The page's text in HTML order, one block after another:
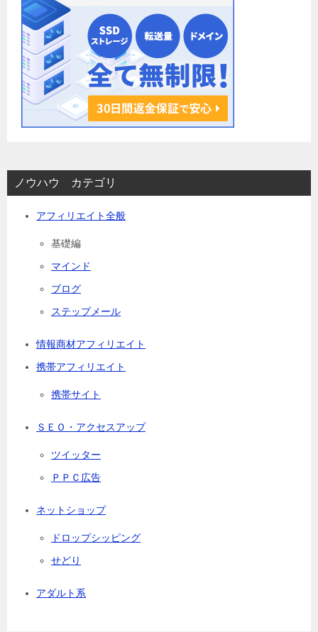
ノウハウ カテゴリ
アフィリエイト全般
基礎編
マインド
ブログ
ステップメール
情報商材アフィリエイト
携帯アフィリエイト
携帯サイト
ＳＥＯ・アクセスアップ
ツイッター
ＰＰＣ広告
ネットショップ
ドロップシッピング
せどり
アダルト系